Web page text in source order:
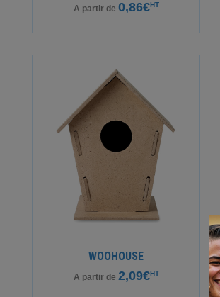
A partir de 0,86€HT
WOOHOUSE
A partir de 2,09€HT